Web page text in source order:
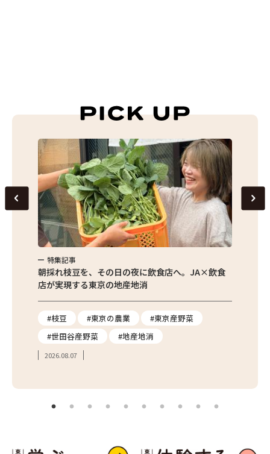
特集記事
朝採れ枝豆を、その日の夜に飲食店へ。JA×飲食
店が実現する東京の地産地消
#枝豆 #東京の農業
#東京産野菜
#世田谷産野菜
#地産地消
2026.08.07